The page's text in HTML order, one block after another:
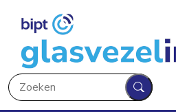
Zoeken
Zoeken